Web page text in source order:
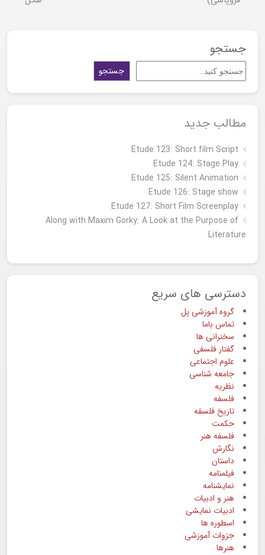
جستجو
جستجو
مطالب جدید
Etude 123: Short film Script
Etude 124: Stage Play
Etude 125: Silent Animation
Etude 126: Stage show
Étude 127: Short Film Screenplay
Along with Maxim Gorky: A Look at the Purpose of
Literature
دسترسی های سریع
گروه آموزشی پل
تماس باما
سخنرانی ها
گفتار فلسفی
علوم اجتماعی
جامعه شناسی
نظریه
فلسفه
تاریخ فلسفه
حکمت
فلسفه هنر
نگارش
داستان
فیلمنامه
نمایشنامه
هنر و ادبیات
ادبیات نمایشی
اسطوره ها
جزوات آموزشی
هنرها